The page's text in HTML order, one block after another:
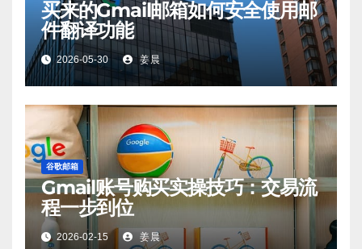
买来的Gmail邮箱如何安全使用邮
件翻译功能
2026-05-30 姜晨
谷歌邮箱
Gmail账号购买实操技巧：交易流
程一步到位
2026-02-15 姜晨